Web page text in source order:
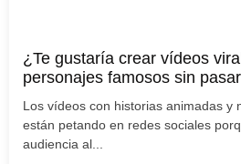
¿Te gustaría crear vídeos
personajes famosos sin
Los vídeos con historias animadas y
están petando en redes sociales
audiencia al...